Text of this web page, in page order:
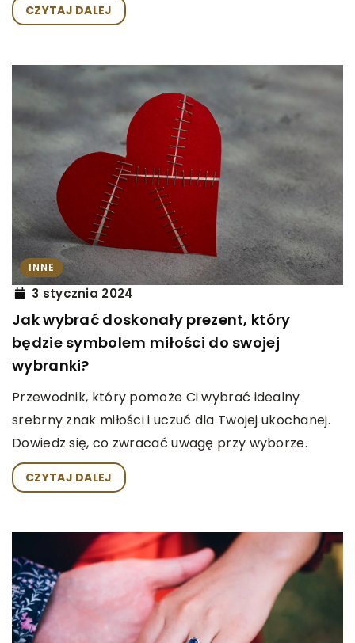
CZYTAJ DALEJ
INNE
3 stycznia 2024
Jak wybrać doskonały prezent, który
będzie symbolem miłości do swojej
wybranki?
Przewodnik, który pomoże Ci wybrać idealny
srebrny znak miłości i uczuć dla Twojej ukochanej.
Dowiedz się, co zwracać uwagę przy wyborze.
CZYTAJ DALEJ